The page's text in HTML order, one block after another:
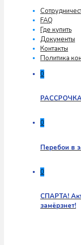
FAQ
Где купить
Документы
Контакты
Политика
0
0
Перебои в
0
СПАРТА!
замёрзнет!